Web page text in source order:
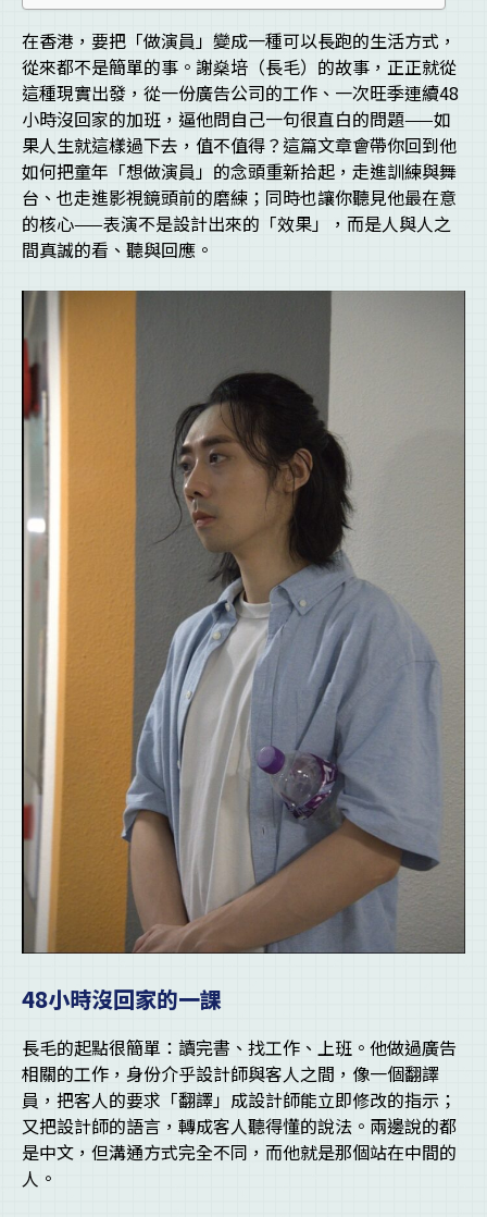
在香港，要把「做演員」變成一種可以長跑的生活方式，
從來都不是簡單的事。謝燊培（長毛）的故事，正正就從
這種現實出發，從一份廣告公司的工作、一次旺季連續48
小時沒回家的加班，逼他問自己一句很直白的問題——如
果人生就這樣過下去，值不值得？這篇文章會帶你回到他
如何把童年「想做演員」的念頭重新拾起，走進訓練與舞
台、也走進影視鏡頭前的磨練；同時也讓你聽見他最在意
的核心——表演不是設計出來的「效果」，而是人與人之
間真誠的看、聽與回應。
48小時沒回家的一課
長毛的起點很簡單：讀完書、找工作、上班。他做過廣告
相關的工作，身份介乎設計師與客人之間，像一個翻譯
員，把客人的要求「翻譯」成設計師能立即修改的指示；
又把設計師的語言，轉成客人聽得懂的說法。兩邊說的都
是中文，但溝通方式完全不同，而他就是那個站在中間的
人。